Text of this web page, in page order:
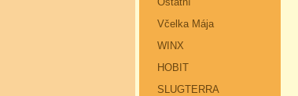
Včelka Mája
WINX
HOBIT
SLUGTERRA